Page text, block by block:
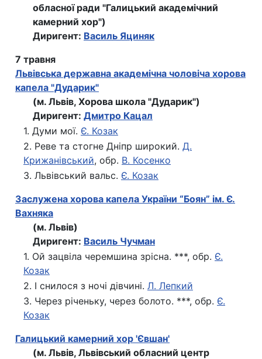
обласної ради "Галицький академічний
камерний хор")
Диригент: Василь Яциняк
7 травня
Львівська державна академічна чоловіча хорова
капела "Дударик"
(м. Львів, Хорова школа "Дударик")
Диригент: Дмитро Кацал
1. Думи мої. Є. Козак
2. Реве та стогне Дніпр широкий. Д.
Крижанівський, обр. В. Косенко
3. Львівський вальс. Є. Козак
Заслужена хорова капела України “Боян” ім. Є.
Вахняка
(м. Львів)
Диригент: Василь Чучман
1. Ой зацвіла черемшина зрісна. ***, обр. Є.
Козак
2. І снилося з ночі дівчині. Л. Лепкий
3. Через річеньку, через болото. ***, обр. Є.
Козак
Галицький камерний хор 'Євшан'
(м. Львів, Львівський обласний центр